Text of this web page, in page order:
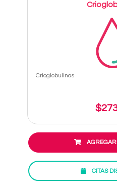
Crioglobulinas
CITAS